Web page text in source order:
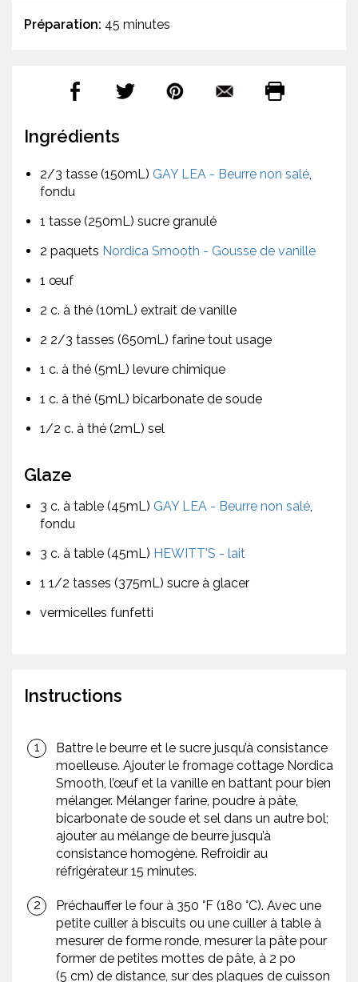
Préparation: 45 minutes
Ingrédients
2/3 tasse (150mL) GAY LEA - Beurre non salé,
fondu
1 tasse (250mL) sucre granulé
2 paquets Nordica Smooth - Gousse de vanille
1 œuf
2 c. à thé (10mL) extrait de vanille
2 2/3 tasses (650mL) farine tout usage
1 c. à thé (5mL) levure chimique
1 c. à thé (5mL) bicarbonate de soude
1/2 c. à thé (2mL) sel
Glaze
3 c. à table (45mL) GAY LEA - Beurre non salé,
fondu
3 c. à table (45mL) HEWITT'S - lait
1 1/2 tasses (375mL) sucre à glacer
vermicelles funfetti
Instructions
Battre le beurre et le sucre jusqu’à consistance
moelleuse. Ajouter le fromage cottage Nordica
Smooth, l’œuf et la vanille en battant pour bien
mélanger. Mélanger farine, poudre à pâte,
bicarbonate de soude et sel dans un autre bol;
ajouter au mélange de beurre jusqu’à
consistance homogène. Refroidir au
réfrigérateur 15 minutes.
Préchauffer le four à 350 °F (180 °C). Avec une
petite cuiller à biscuits ou une cuiller à table à
mesurer de forme ronde, mesurer la pâte pour
former de petites mottes de pâte, à 2 po
(5 cm) de distance, sur des plaques de cuisson